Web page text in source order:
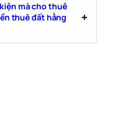
mà cho thuê
thuê đất hằng